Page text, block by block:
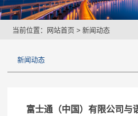
当前位置： 网站首页 > 新闻动态
新闻动态
富士通（中国）有限公司与